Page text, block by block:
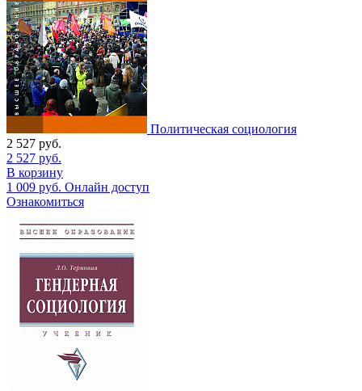
Политическая социология
2 527 руб.
2 527 руб.
В корзину
1 009 руб. Онлайн доступ
Ознакомиться